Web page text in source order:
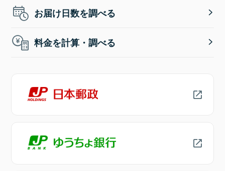
お届け日数を調べる
料金を計算・調べる